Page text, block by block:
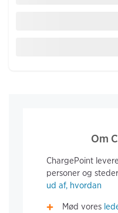
Om
ChargePoint
personer og
ud af, hvordan
Mød vores